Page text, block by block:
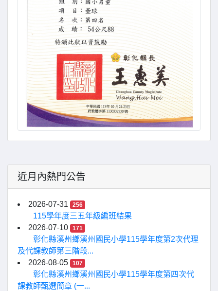
近月內熱門公告
2026-07-31 256
115學年度三五年級編班結果
2026-07-10
171
彰化縣溪州鄉溪州國民小學115學年度第2次代理
及代課教師第三階段...
2026-08-05
107
彰化縣溪州鄉溪州國民小學115學年度第四次代
課教師甄選簡章 (一...